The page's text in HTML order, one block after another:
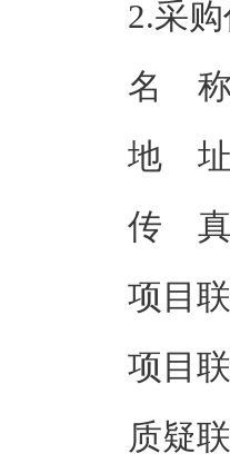
2.采
名
地
传
项目
项目
质疑